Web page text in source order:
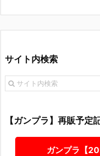
サイト内検索
【ガンプラ】再販予定
ガンプラ【